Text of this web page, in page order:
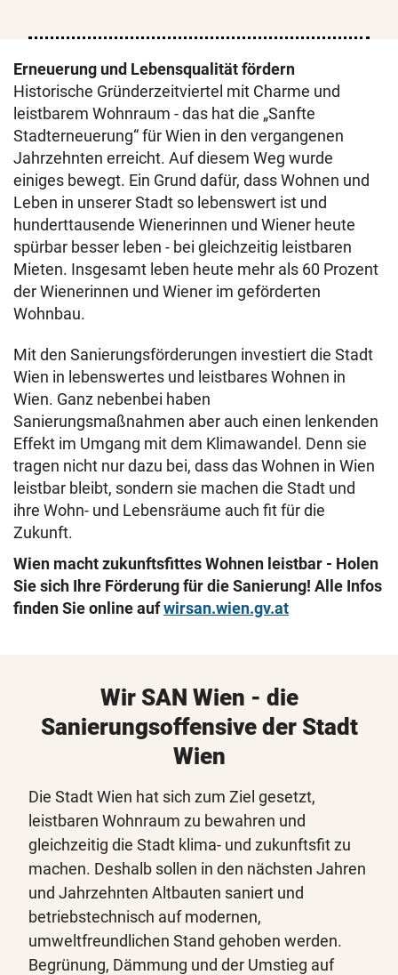
Erneuerung und Lebensqualität fördern
Historische Gründerzeitviertel mit Charme und
leistbarem Wohnraum - das hat die „Sanfte
Stadterneuerung“ für Wien in den vergangenen
Jahrzehnten erreicht. Auf diesem Weg wurde
einiges bewegt. Ein Grund dafür, dass Wohnen und
Leben in unserer Stadt so lebenswert ist und
hunderttausende Wienerinnen und Wiener heute
spürbar besser leben - bei gleichzeitig leistbaren
Mieten. Insgesamt leben heute mehr als 60 Prozent
der Wienerinnen und Wiener im geförderten
Wohnbau.
Mit den Sanierungsförderungen investiert die Stadt
Wien in lebenswertes und leistbares Wohnen in
Wien. Ganz nebenbei haben
Sanierungsmaßnahmen aber auch einen lenkenden
Effekt im Umgang mit dem Klimawandel. Denn sie
tragen nicht nur dazu bei, dass das Wohnen in Wien
leistbar bleibt, sondern sie machen die Stadt und
ihre Wohn- und Lebensräume auch fit für die
Zukunft.
Wien macht zukunftsfittes Wohnen leistbar - Holen
Sie sich Ihre Förderung für die Sanierung! Alle Infos
finden Sie online aufwirsan.wien.gv.at
Wir SAN Wien - die
Sanierungsoffensive der Stadt
Wien
Die Stadt Wien hat sich zum Ziel gesetzt,
leistbaren Wohnraum zu bewahren und
gleichzeitig die Stadt klima- und zukunftsfit zu
machen. Deshalb sollen in den nächsten Jahren
und Jahrzehnten Altbauten saniert und
betriebstechnisch auf modernen,
umweltfreundlichen Stand gehoben werden.
Begrünung, Dämmung und der Umstieg auf